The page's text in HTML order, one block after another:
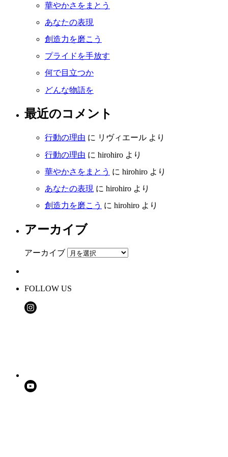
華やかさをまとう
あなたの表現
創造力を磨こう
プライドを手放す
何で目立つか
どんな物語を
最近のコメント
行動の理由 に リヴィエール より
行動の理由 に hirohiro より
華やかさをまとう に hirohiro より
あなたの表現 に hirohiro より
創造力を磨こう に hirohiro より
アーカイブ
アーカイブ
FOLLOW US